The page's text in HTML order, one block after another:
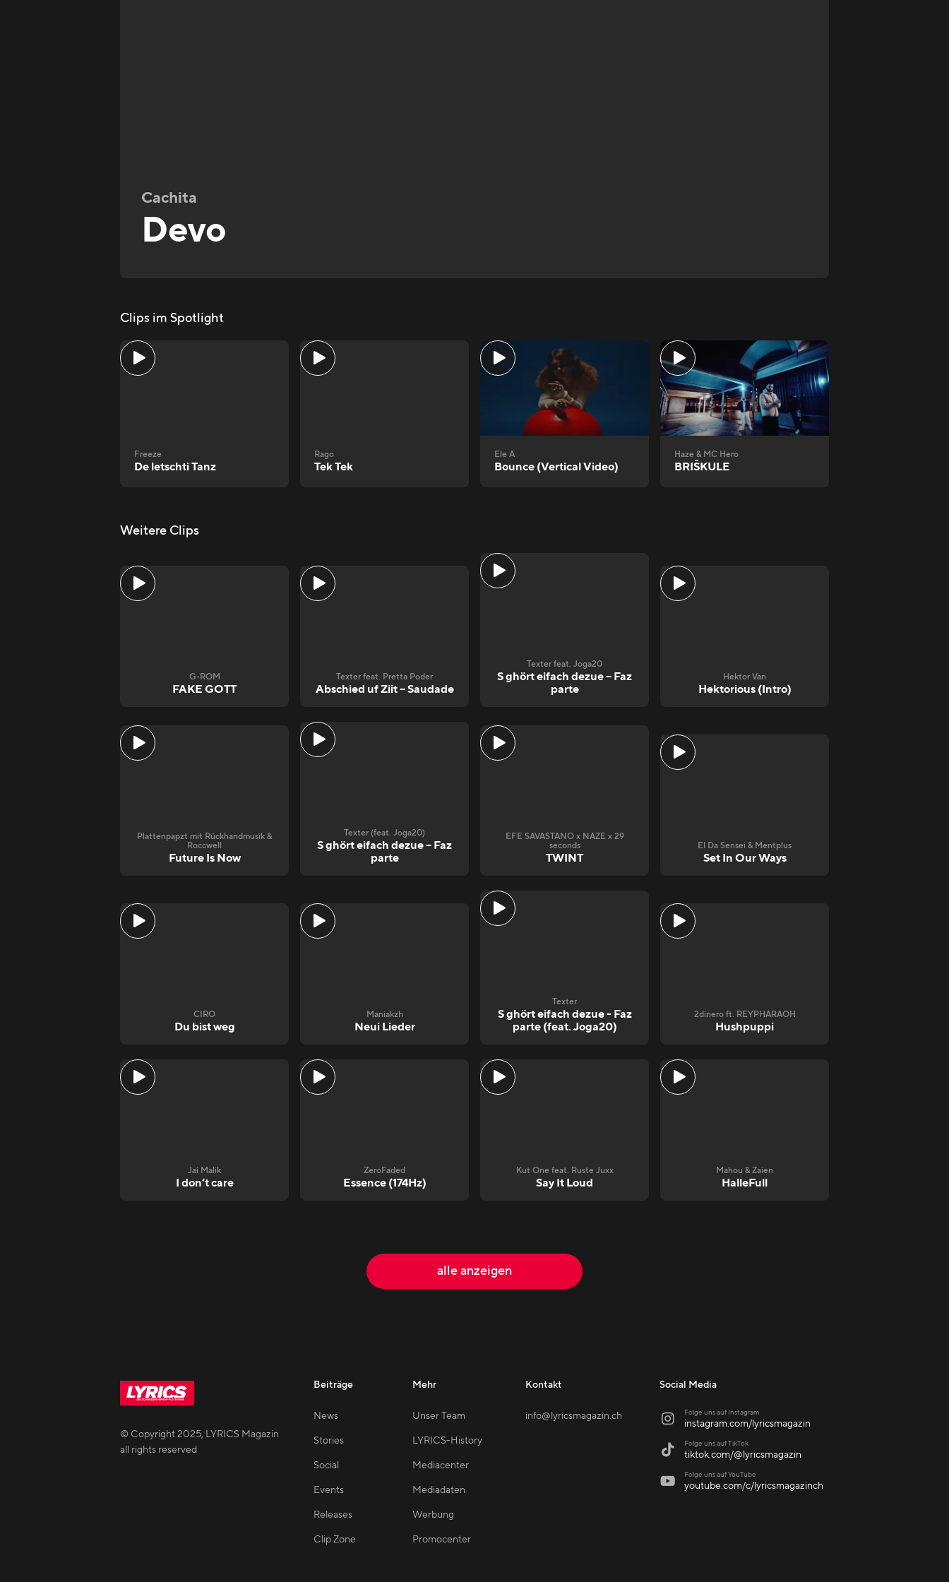
Cachita
Devo
Clips im Spotlight
Freeze
De letschti Tanz
Rago
Tek Tek
Ele A
Bounce (Vertical Video)
Haze & MC Hero
BRIŠKULE
Weitere Clips
G-ROM
FAKE GOTT
Texter feat. Pretta Poder
Abschied uf Ziit – Saudade
Texter feat. Joga20
S ghört eifach dezue – Faz
parte
Hektor Van
Hektorious (Intro)
Plattenpapzt mit Rückhandmusik &
Roccwell
Future Is Now
Texter (feat. Joga20)
S ghört eifach dezue – Faz
parte
EFE SAVASTANO x NAZE x 29
seconds
TWINT
El Da Sensei & Mentplus
Set In Our Ways
CIRO
Du bist weg
Maniakzh
Neui Lieder
Texter
S ghört eifach dezue - Faz
parte (feat. Joga20)
2dinero ft. REYPHARAOH
Hushpuppi
Jai Malik
I don‘t care
ZeroFaded
Essence (174Hz)
Kut One feat. Ruste Juxx
Say It Loud
Mahou & Zaien
HalleFull
alle anzeigen
© Copyright2025, LYRICS Magazin
all rights reserved
Beiträge
News
Stories
Social
Events
Releases
Clip Zone
Mehr
Unser Team
LYRICS-History
Mediacenter
Mediadaten
Werbung
Promocenter
Kontakt
info@lyricsmagazin.ch
Social Media
 Folge uns auf Instagram
instagram.com/lyricsmagazin
 Folge uns auf TikTok
tiktok.com/@lyricsmagazin
 Folge uns auf YouTube
youtube.com/c/lyricsmagazinch